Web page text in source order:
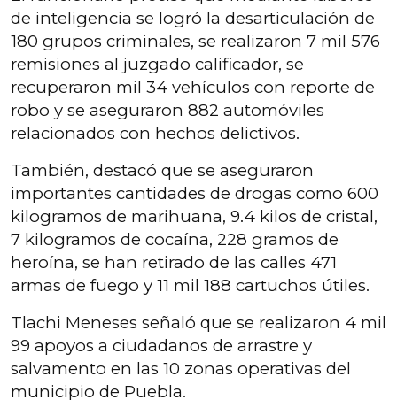
de inteligencia se logró la desarticulación de
180 grupos criminales, se realizaron 7 mil 576
remisiones al juzgado calificador, se
recuperaron mil 34 vehículos con reporte de
robo y se aseguraron 882 automóviles
relacionados con hechos delictivos.
También, destacó que se aseguraron
importantes cantidades de drogas como 600
kilogramos de marihuana, 9.4 kilos de cristal,
7 kilogramos de cocaína, 228 gramos de
heroína, se han retirado de las calles 471
armas de fuego y 11 mil 188 cartuchos útiles.
Tlachi Meneses señaló que se realizaron 4 mil
99 apoyos a ciudadanos de arrastre y
salvamento en las 10 zonas operativas del
municipio de Puebla.